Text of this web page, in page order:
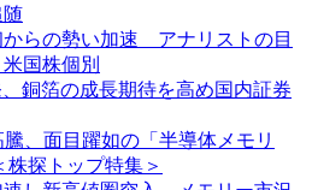
随
らの勢い加速 アナリストの目
国株個別
銅箔の成長期待を高め国内証券
、面目躍如の「半導体メモリ
探トップ特集＞